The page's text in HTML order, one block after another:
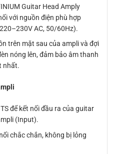
Guitar Head Amply
với nguồn điện phù hợp
AC, 50/60Hz).
trên mặt sau của ampli và đợi
nóng lên, đảm bảo âm thanh
nhất.
để kết nối đầu ra của guitar
(Input).
chắc chắn, không bị lỏng